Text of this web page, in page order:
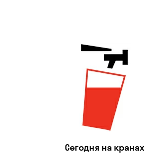
Сегодня на кранах